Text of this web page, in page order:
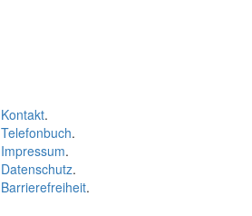
Kontakt.
Telefonbuch.
Impressum.
Datenschutz.
Barrierefreiheit.